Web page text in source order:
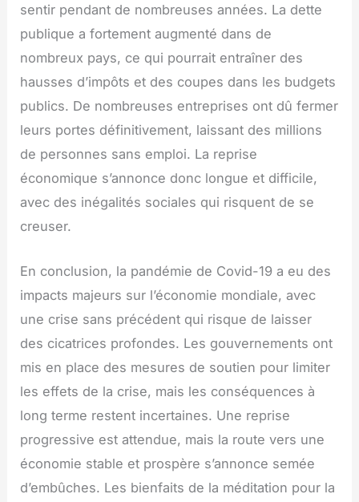
sentir pendant de nombreuses années. La dette
publique a fortement augmenté dans de
nombreux pays, ce qui pourrait entraîner des
hausses d’impôts et des coupes dans les budgets
publics. De nombreuses entreprises ont dû fermer
leurs portes définitivement, laissant des millions
de personnes sans emploi. La reprise
économique s’annonce donc longue et difficile,
avec des inégalités sociales qui risquent de se
creuser.
En conclusion, la pandémie de Covid-19 a eu des
impacts majeurs sur l’économie mondiale, avec
une crise sans précédent qui risque de laisser
des cicatrices profondes. Les gouvernements ont
mis en place des mesures de soutien pour limiter
les effets de la crise, mais les conséquences à
long terme restent incertaines. Une reprise
progressive est attendue, mais la route vers une
économie stable et prospère s’annonce semée
d’embûches. Les bienfaits de la méditation pour la